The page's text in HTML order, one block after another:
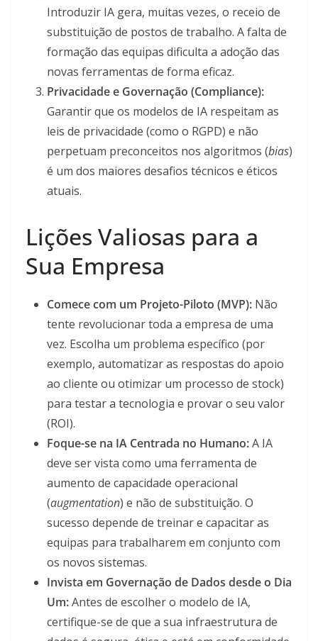
Introduzir IA gera, muitas vezes, o receio de
substituição de postos de trabalho. A falta de
formação das equipas dificulta a adoção das
novas ferramentas de forma eficaz.
Privacidade e Governação (Compliance):
Garantir que os modelos de IA respeitam as
leis de privacidade (como o RGPD) e não
perpetuam preconceitos nos algoritmos (bias)
é um dos maiores desafios técnicos e éticos
atuais.
Lições Valiosas para a
Sua Empresa
Comece com um Projeto-Piloto (MVP): Não
tente revolucionar toda a empresa de uma
vez. Escolha um problema específico (por
exemplo, automatizar as respostas do apoio
ao cliente ou otimizar um processo de stock)
para testar a tecnologia e provar o seu valor
(ROI).
Foque-se na IA Centrada no Humano:A IA
deve ser vista como uma ferramenta de
aumento de capacidade operacional
(augmentation) e não de substituição. O
sucesso depende de treinar e capacitar as
equipas para trabalharem em conjunto com
os novos sistemas.
Invista em Governação de Dados desde o Dia
Um:Antes de escolher o modelo de IA,
certifique-se de que a sua infraestrutura de